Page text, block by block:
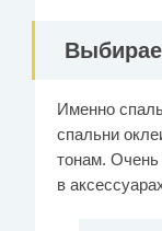
Именно
спальни
тонам. Очень
в